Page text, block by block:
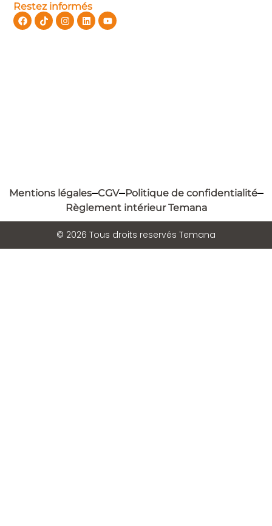
Restez informés
Mentions légales CGV Politique de confidentialité
Règlement intérieur Temana
© 2026 Tous droits reservés Temana